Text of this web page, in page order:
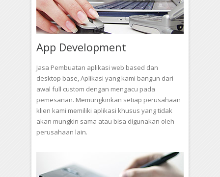
App Development
Jasa Pembuatan aplikasi web based dan
desktop base, Aplikasi yang kami bangun dari
awal full custom dengan mengacu pada
pemesanan. Memungkinkan setiap perusahaan
klien kami memiliki aplikasi khusus yang tidak
akan mungkin sama atau bisa digunakan oleh
perusahaan lain.